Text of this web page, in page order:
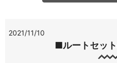
2021/11/10
■ルートセッ